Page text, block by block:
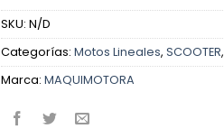
SKU: N/D
Categorías: Motos Lineales, SCOOTER,
Marca: MAQUIMOTORA